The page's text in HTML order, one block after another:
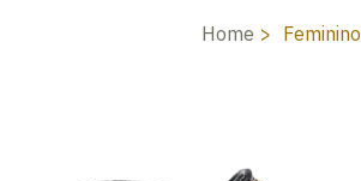
Home Feminino